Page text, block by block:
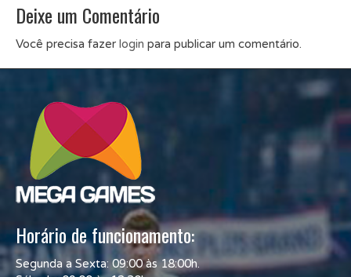
Deixe um Comentário
Você precisa fazer login para publicar um comentário.
Horário de funcionamento:
Segunda a Sexta: 09:00 às 18:00h.